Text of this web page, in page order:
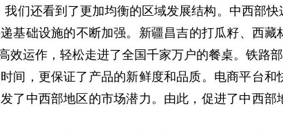
们还看到了更加均衡的区域发展结构。中西部
基础设施的不断加强。新疆昌吉的打瓜籽、西
运作，轻松走进了全国千家万户的餐桌。铁路
间，更保证了产品的新鲜度和品质。电商平台
了中西部地区的市场潜力。由此，促进了中西